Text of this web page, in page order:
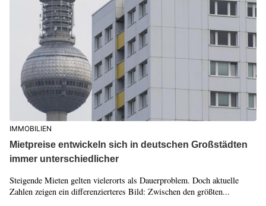
IMMOBILIEN
Mietpreise entwickeln sich in deutschen Großstädten
immer unterschiedlicher
Steigende Mieten gelten vielerorts als Dauerproblem. Doch aktuelle
Zahlen zeigen ein differenzierteres Bild: Zwischen den größten...